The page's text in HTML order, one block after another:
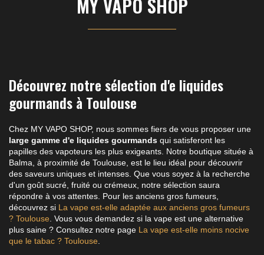
Découvrez notre sélection d'e liquides
gourmands à Toulouse
Chez MY VAPO SHOP, nous sommes fiers de vous proposer une
large gamme d'e liquides gourmands qui satisferont les
papilles des vapoteurs les plus exigeants. Notre boutique située à
Balma, à proximité de Toulouse, est le lieu idéal pour découvrir
des saveurs uniques et intenses. Que vous soyez à la recherche
d'un goût sucré, fruité ou crémeux, notre sélection saura
répondre à vos attentes. Pour les anciens gros fumeurs,
découvrez si La vape est-elle adaptée aux anciens gros fumeurs
? Toulouse . Vous vous demandez si la vape est une alternative
plus saine ? Consultez notre page La vape est-elle moins nocive
que le tabac ? Toulouse